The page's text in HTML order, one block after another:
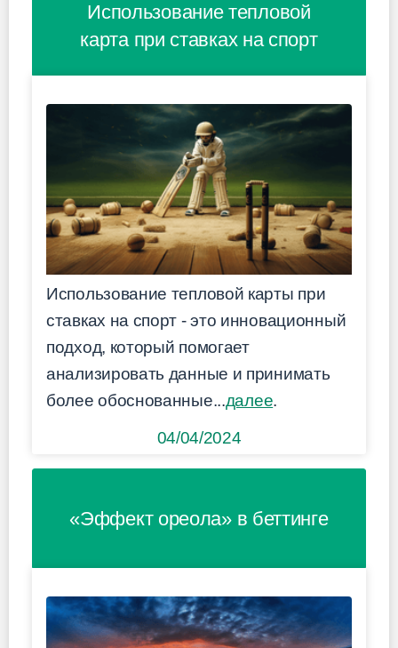
Использование тепловой
карта при ставках на спорт
Использование тепловой карты при
ставках на спорт - это инновационный
подход, который помогает
анализировать данные и принимать
более обоснованные...далее.
04/04/2024
«Эффект ореола» в беттинге